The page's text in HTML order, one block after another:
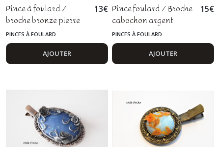
Pince à foulard /
broche bronze pierre
quartz rose
13€
PINCES À FOULARD
AJOUTER
Pince foulard / Broche
cabochon argent
pierre vert jade roses
15€
PINCES À FOULARD
AJOUTER